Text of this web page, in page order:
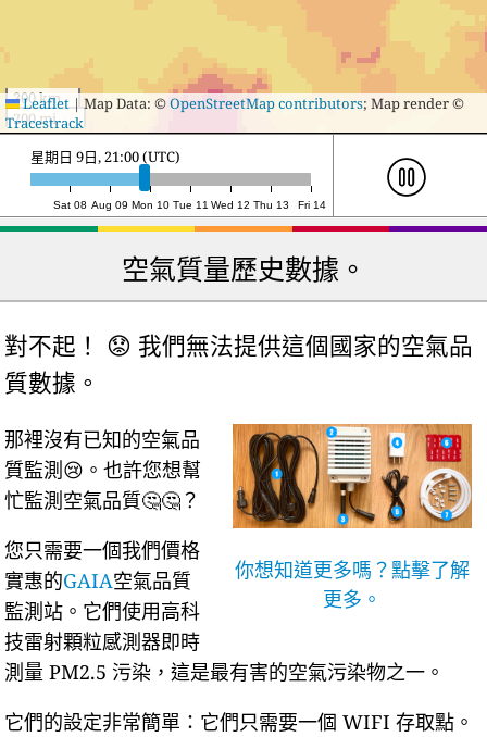
300 km
200 mi
Leaflet|Map Data: ©OpenStreetMap contributors; Map render ©
Tracestrack
Sat 08 Aug 09 Mon 10 Tue 11 Wed 12 Thu 13 Fri 14
星期一 10日, 14:00 (UTC)
空氣質量歷史數據。
對不起！ 😟 我們無法提供這個國家的空氣品
質數據。
你想知道更多嗎？點擊了解
更多。
那裡沒有已知的空氣品
質監測😢。也許您想幫
忙監測空氣品質🤔🤔？
您只需要一個我們價格
實惠的GAIA空氣品質
監測站。它們使用高科
技雷射顆粒感測器即時
測量 PM2.5 污染，這是最有害的空氣污染物之一。
它們的設定非常簡單：它們只需要一個 WIFI 存取點。